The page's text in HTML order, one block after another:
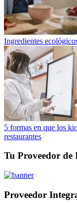
Ingredientes
5 formas en que los
restaurantes
Tu Proveedor de
Proveedor